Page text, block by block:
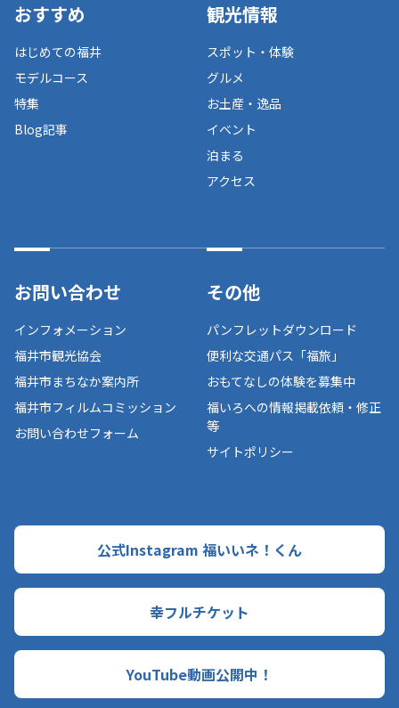
おすすめ
はじめての福井
モデルコース
特集
Blog記事
観光情報
スポット・体験
グルメ
お土産・逸品
イベント
泊まる
アクセス
お問い合わせ
インフォメーション
福井市観光協会
福井市まちなか案内所
福井市フィルムコミッション
お問い合わせフォーム
その他
パンフレットダウンロード
便利な交通パス「福旅」
おもてなしの体験を募集中
福いろへの情報掲載依頼・修正
等
サイトポリシー
公式Instagram 福いいネ！くん
幸フルチケット
YouTube動画公開中！